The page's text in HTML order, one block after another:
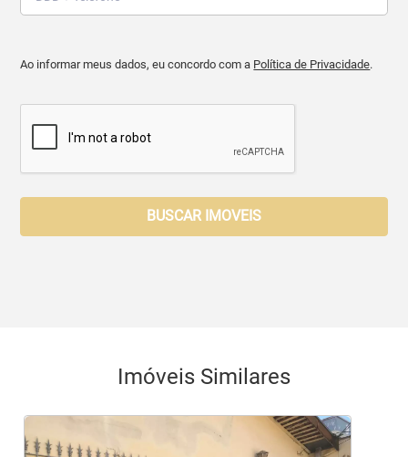
Ao informar meus dados, eu concordo com a Política de Privacidade.
BUSCAR IMOVEIS
Imóveis Similares